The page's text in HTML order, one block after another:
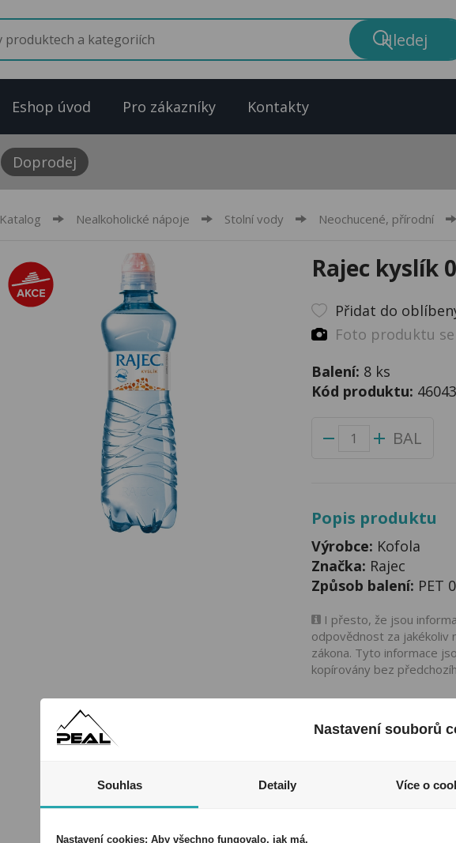
Eshop úvod Pro zákazníky Kontakty
Doprodej
Katalog Nealkoholické nápoje Stolní vody Neochucené, přírodní
Rajec kyslík
Přidat do
Foto produktu
Balení: 8 ks
Kód produktu:
BAL
Popis produktu
Výrobce: Kofola
Značka: Rajec
Způsob balení: PET
I přesto, že jsou
odpovědnost za jakékoliv
zákona. Tyto informace
kopírovány bez
Nastavení souborů
Souhlas Detaily Více o
Nastavení cookies: Aby všechno fungovalo, jak má.